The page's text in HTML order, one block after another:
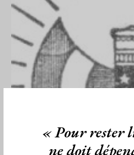
« Pour rester
ne doit